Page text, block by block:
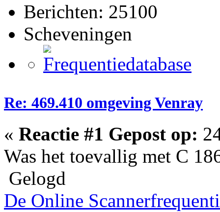
Berichten: 25100
Scheveningen
Re: 469.410 omgeving Venray
« Reactie #1 Gepost op:
Was het toevallig met C
Gelogd
De Online